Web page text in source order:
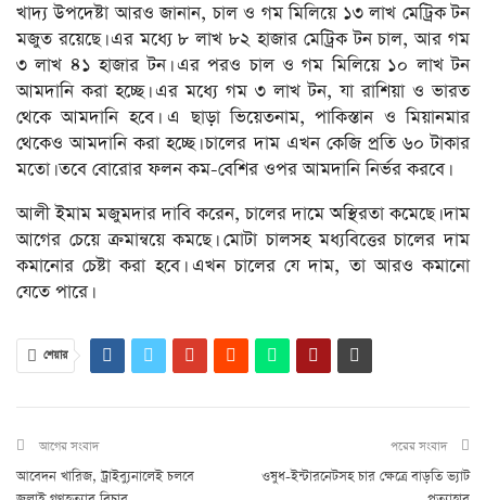
খাদ্য উপদেষ্টা আরও জানান, চাল ও গম মিলিয়ে ১৩ লাখ মেট্রিক টন
মজুত রয়েছে। এর মধ্যে ৮ লাখ ৮২ হাজার মেট্রিক টন চাল, আর গম
৩ লাখ ৪১ হাজার টন। এর পরও চাল ও গম মিলিয়ে ১০ লাখ টন
আমদানি করা হচ্ছে। এর মধ্যে গম ৩ লাখ টন, যা রাশিয়া ও ভারত
থেকে আমদানি হবে। এ ছাড়া ভিয়েতনাম, পাকিস্তান ও মিয়ানমার
থেকেও আমদানি করা হচ্ছে। চালের দাম এখন কেজি প্রতি ৬০ টাকার
মতো। তবে বোরোর ফলন কম-বেশির ওপর আমদানি নির্ভর করবে।
আলী ইমাম মজুমদার দাবি করেন, চালের দামে অস্থিরতা কমেছে। দাম
আগের চেয়ে ক্রমান্বয়ে কমছে। মোটা চালসহ মধ্যবিত্তের চালের দাম
কমানোর চেষ্টা করা হবে। এখন চালের যে দাম, তা আরও কমানো
যেতে পারে।
শেয়ার
আগের সংবাদ
আবেদন খারিজ, ট্রাইব্যুনালেই চলবে
পরের সংবাদ
ওষুধ-ইন্টারনেটসহ চার ক্ষেত্রে বাড়তি ভ্যাট